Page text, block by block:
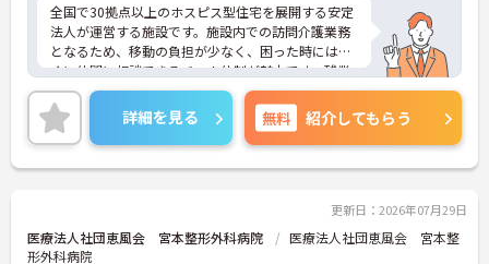
全国で30拠点以上のホスピス型住宅を展開する安定
法人が運営する施設です。施設内での訪問介護業務
となるため、移動の負担が少なく、困った時にはす
ぐに仲間に相談できるチーム体制が魅力です。残業
は全社平均残業月5時間程度と少なく、3日以上の連
続休暇で支援金が支給される独自の制度や、美容皮
膚科などの割引が受けられる福利厚生も充実してい
ます。ホスピスケアが初めてでも、充実した入社時
研修と資格取得支援制度を活用し、専門性を高めな
す。ご入居者さまの生きる喜びに寄り添いながらチ
ームで協力しながらより良いケアを提供したい方に
ぴったりの環境です。
詳細を見る 無料 紹介してもらう
更新日：2026年07月29日
医療法人社団恵風会 宮本整形外科病院
医療法人社団恵風会 宮本整
形外科病院